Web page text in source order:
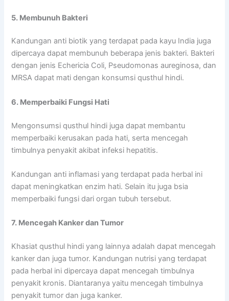
5. Membunuh Bakteri
Kandungan anti biotik yang terdapat pada kayu India juga
dipercaya dapat membunuh beberapa jenis bakteri. Bakteri
dengan jenis Echericia Coli, Pseudomonas aureginosa, dan
MRSA dapat mati dengan konsumsi qusthul hindi.
6. Memperbaiki Fungsi Hati
Mengonsumsi qusthul hindi juga dapat membantu
memperbaiki kerusakan pada hati, serta mencegah
timbulnya penyakit akibat infeksi hepatitis.
Kandungan anti inflamasi yang terdapat pada herbal ini
dapat meningkatkan enzim hati. Selain itu juga bsia
memperbaiki fungsi dari organ tubuh tersebut.
7. Mencegah Kanker dan Tumor
Khasiat qusthul hindi yang lainnya adalah dapat mencegah
kanker dan juga tumor. Kandungan nutrisi yang terdapat
pada herbal ini dipercaya dapat mencegah timbulnya
penyakit kronis. Diantaranya yaitu mencegah timbulnya
penyakit tumor dan juga kanker.